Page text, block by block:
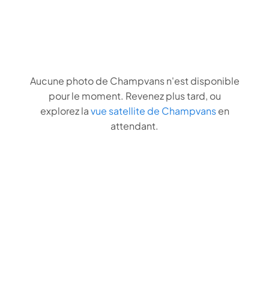
Aucune photo de Champvans n'est disponible
pour le moment. Revenez plus tard, ou
explorez lavue satellite de Champvansen
attendant.